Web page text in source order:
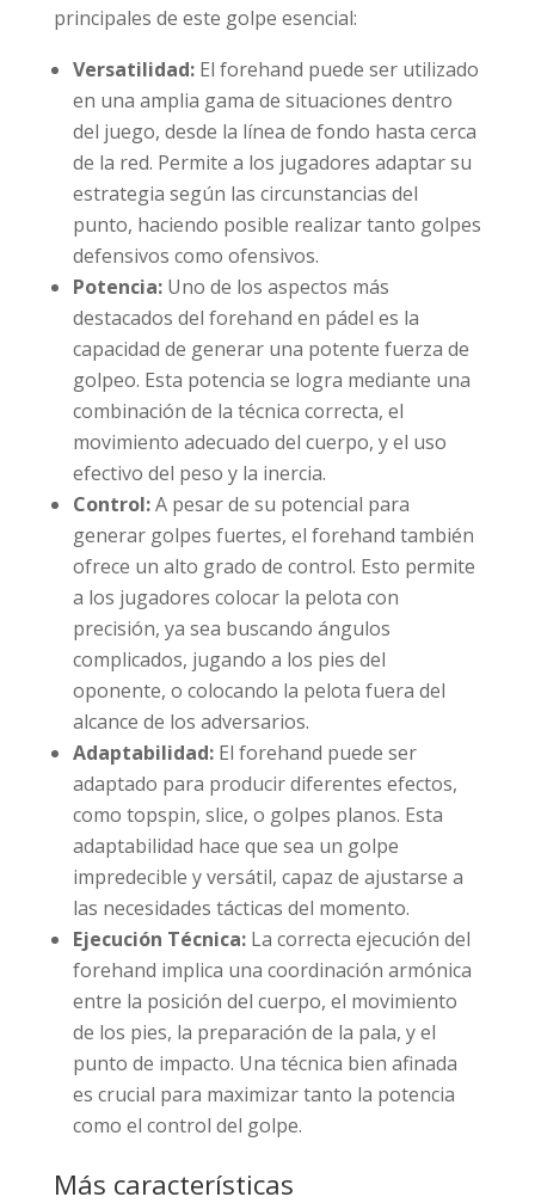
principales de este golpe esencial:
Versatilidad:El forehand puede ser utilizado
en una amplia gama de situaciones dentro
del juego, desde la línea de fondo hasta cerca
de la red. Permite a los jugadores adaptar su
estrategia según las circunstancias del
punto, haciendo posible realizar tanto golpes
defensivos como ofensivos.
Potencia:Uno de los aspectos más
destacados del forehand en pádel es la
capacidad de generar una potente fuerza de
golpeo. Esta potencia se logra mediante una
combinación de la técnica correcta, el
movimiento adecuado del cuerpo, y el uso
efectivo del peso y la inercia.
Control:A pesar de su potencial para
generar golpes fuertes, el forehand también
ofrece un alto grado de control. Esto permite
a los jugadores colocar la pelota con
precisión, ya sea buscando ángulos
complicados, jugando a los pies del
oponente, o colocando la pelota fuera del
alcance de los adversarios.
Adaptabilidad:El forehand puede ser
adaptado para producir diferentes efectos,
como topspin, slice, o golpes planos. Esta
adaptabilidad hace que sea un golpe
impredecible y versátil, capaz de ajustarse a
las necesidades tácticas del momento.
Ejecución Técnica:La correcta ejecución del
forehand implica una coordinación armónica
entre la posición del cuerpo, el movimiento
de los pies, la preparación de la pala, y el
punto de impacto. Una técnica bien afinada
es crucial para maximizar tanto la potencia
como el control del golpe.
Más características